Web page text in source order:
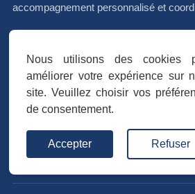
accompagnement personnalisé et
Avis vérifiés
Trustpilot★★★★★
Nous utilisons des cookies
améliorer votre expérience sur
site. Veuillez choisir vos
de consentement.
Accepter Refuser